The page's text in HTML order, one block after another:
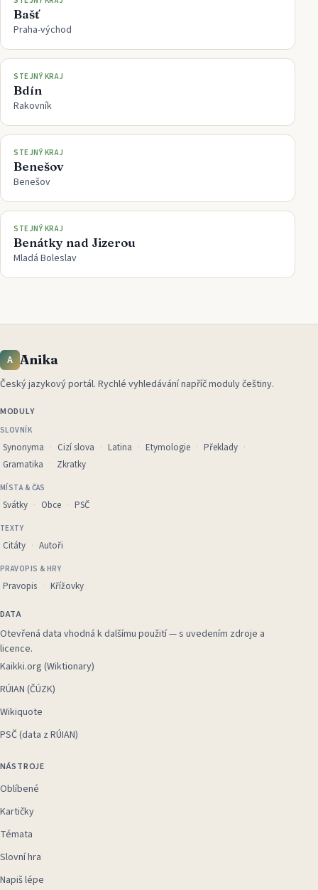
Bašť
Praha-východ
STEJNÝ KRAJ
Bdín
Rakovník
STEJNÝ KRAJ
Benešov
Benešov
STEJNÝ KRAJ
Benátky nad Jizerou
Mladá Boleslav
A Anika
Český jazykový portál. Rychlé vyhledávání napříč moduly češtiny.
MODULY
SLOVNÍK
Synonyma Cizí slova Latina Etymologie
Překlady
Gramatika
Zkratky
MÍSTA & ČAS
Svátky Obce PSČ
TEXTY
Citáty Autoři
PRAVOPIS & HRY
Pravopis Křížovky
DATA
Otevřená data vhodná k dalšímu použití — s uvedením zdroje a
licence.
Kaikki.org (Wiktionary)
RÚIAN (ČÚZK)
Wikiquote
PSČ (data z RÚIAN)
NÁSTROJE
Oblíbené
Kartičky
Témata
Slovní hra
Napiš lépe